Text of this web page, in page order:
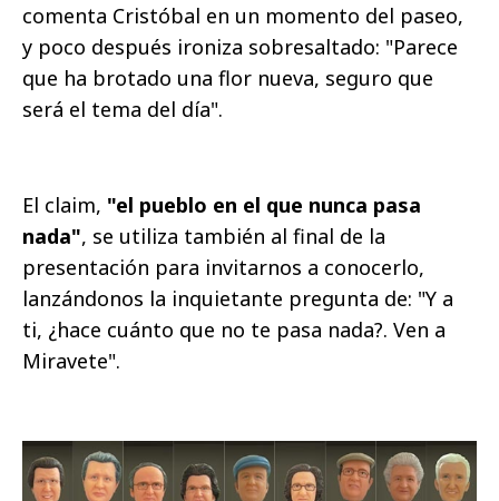
comenta Cristóbal en un momento del paseo,
y poco después ironiza sobresaltado: "Parece
que ha brotado una flor nueva, seguro que
será el tema del día".
El claim, "el pueblo en el que nunca pasa
nada", se utiliza también al final de la
presentación para invitarnos a conocerlo,
lanzándonos la inquietante pregunta de: "Y a
ti, ¿hace cuánto que no te pasa nada?. Ven a
Miravete".